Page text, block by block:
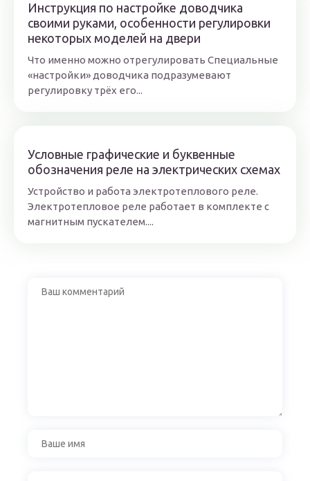
Инструкция по настройке доводчика
своими руками, особенности регулировки
некоторых моделей на двери
Что именно можно отрегулировать Специальные
«настройки» доводчика подразумевают
регулировку трёх его...
Условные графические и буквенные
обозначения реле на электрических схемах
Устройство и работа электротеплового реле.
Электротепловое реле работает в комплекте с
магнитным пускателем....